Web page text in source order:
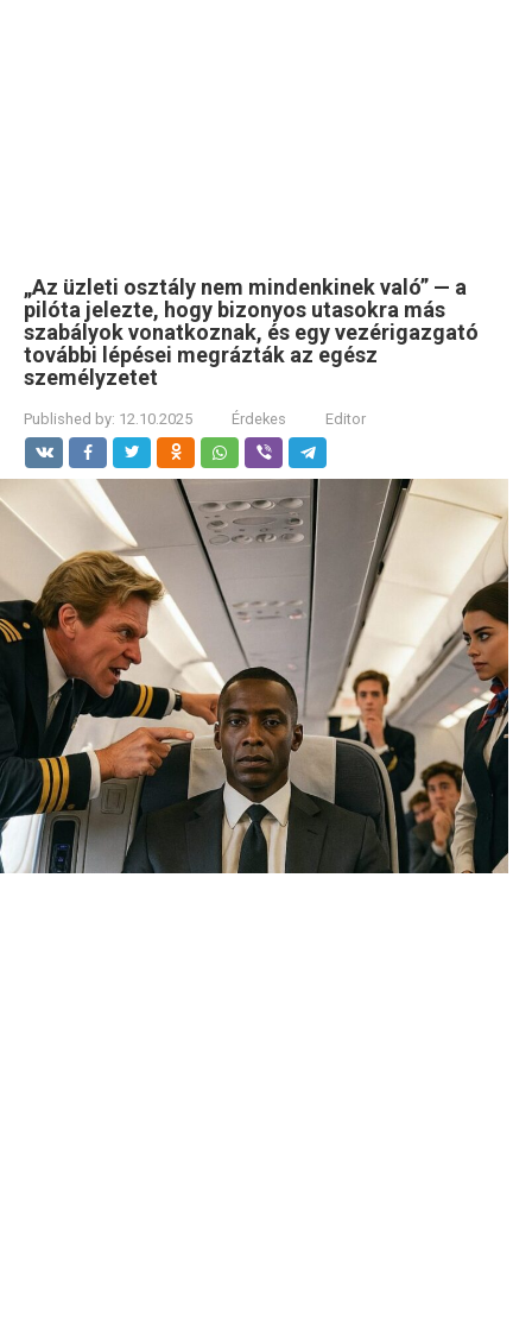
„Az üzleti osztály nem mindenkinek való” — a
pilóta jelezte, hogy bizonyos utasokra más
szabályok vonatkoznak, és egy vezérigazgató
további lépései megrázták az egész
személyzetet
Published by: 12.10.2025 Érdekes Editor